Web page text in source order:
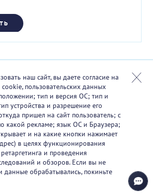
наш сайт, вы даете согласие на
пользовательских данных
тип и версия ОС; тип и
устройства и разрешение его
пришел на сайт пользователь; с
какой рекламе; язык ОС и Браузера;
и на какие кнопки нажимает
в целях функционирования
и проведения
и обзоров. Если вы не
данные обрабатывались, покиньте